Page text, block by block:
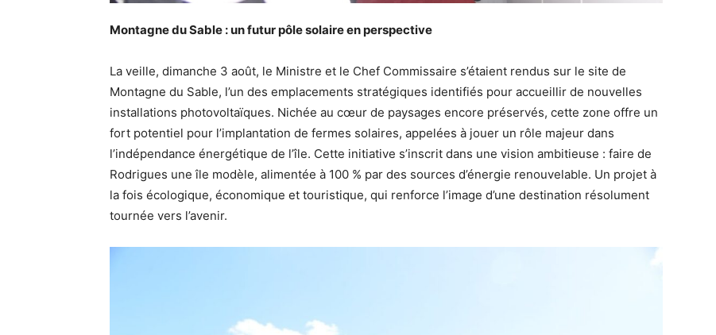
Montagne du Sable : un futur pôle solaire en perspective
La veille, dimanche 3 août, le Ministre et le Chef Commissaire s’étaient rendus sur le site de
Montagne du Sable, l’un des emplacements stratégiques identifiés pour accueillir de nouvelles
installations photovoltaïques. Nichée au cœur de paysages encore préservés, cette zone offre un
fort potentiel pour l’implantation de fermes solaires, appelées à jouer un rôle majeur dans
l’indépendance énergétique de l’île. Cette initiative s’inscrit dans une vision ambitieuse : faire de
Rodrigues une île modèle, alimentée à 100 % par des sources d’énergie renouvelable. Un projet à
la fois écologique, économique et touristique, qui renforce l’image d’une destination résolument
tournée vers l’avenir.